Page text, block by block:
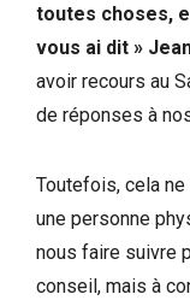
toutes choses,
vous ai dit »
avoir recours au
de réponses à
Toutefois, cela ne
une personne
nous faire suivre
conseil, mais à